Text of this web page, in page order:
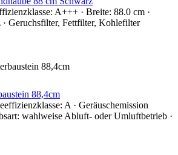
A+++ · Breite: 88.0 cm ·
· Geruchsfilter, Fettfilter, Kohlefilter
88,4cm
A · Geräuschemission
wahlweise Abluft- oder Umluftbetrieb ·